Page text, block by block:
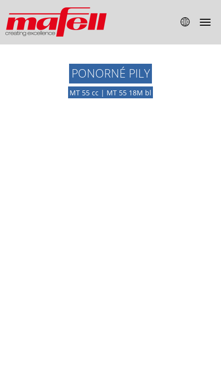
PONORNÉ PILY
MT 55 cc | MT 55 18M bl